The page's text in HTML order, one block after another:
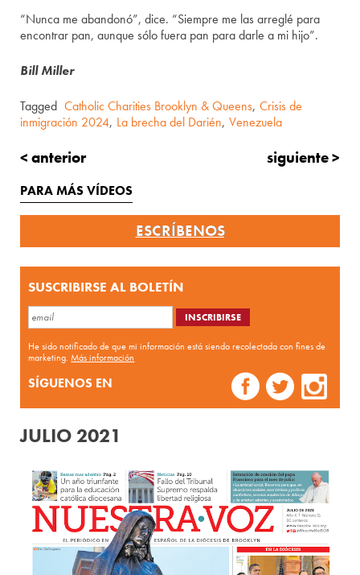
“Nunca me abandonó”, dice. “Siempre me las arreglé para
encontrar pan, aunque sólo fuera pan para darle a mi hijo”.
Bill Miller
Tagged Catholic Charities Brooklyn & Queens, Crisis de
inmigración 2024, La brecha del Darién, Venezuela
< anterior siguiente >
PARA MÁS VÍDEOS
ESCRÍBENOS
SUSCRIBIRSE AL BOLETÍN
He sido notificado de que mi información está siendo recolectada con fines de
marketing.Más información
SÍGUENOS EN
JULIO 2021